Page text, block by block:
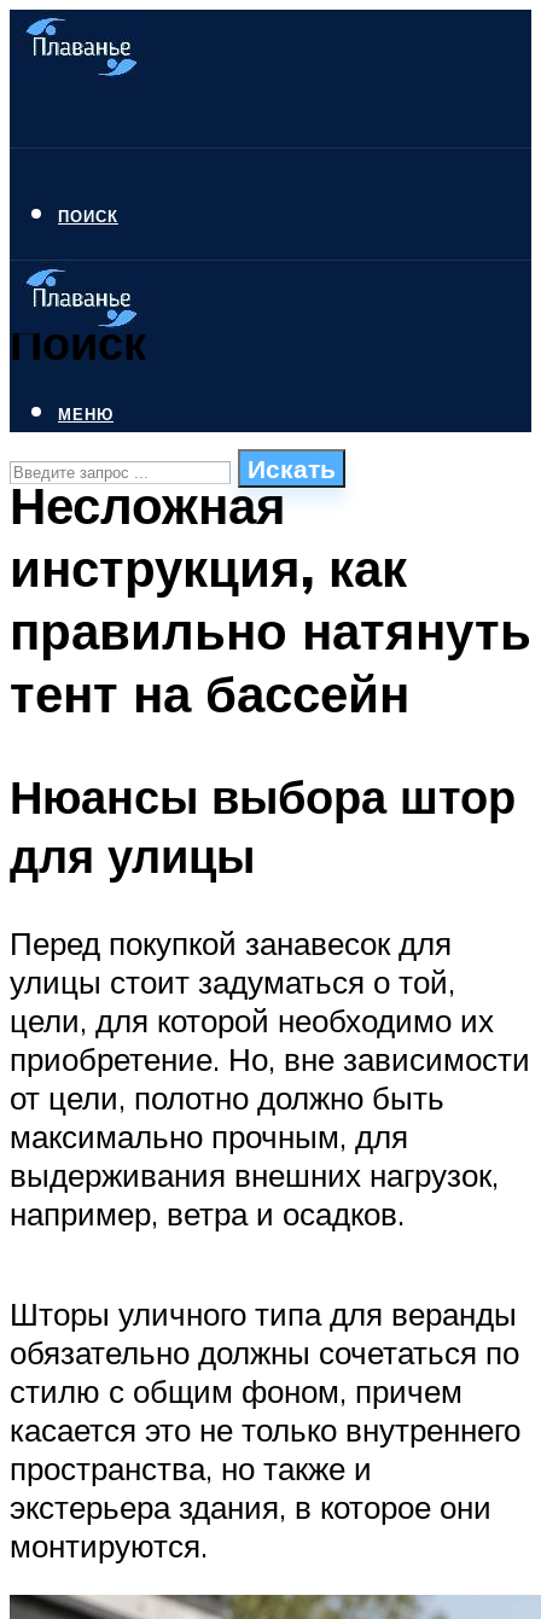
ПОИСК
Поиск
Искать
ПЛАВАНЬЕ ДЛЯ ДЕТЕЙ
БАССЕЙН ДЛЯ ДОМА
ОЧИСТКА БАССЕЙНОВ
МЕНЮ
Несложная
инструкция, как
правильно натянуть
тент на бассейн
Нюансы выбора штор
для улицы
Перед покупкой занавесок для
улицы стоит задуматься о той,
цели, для которой необходимо их
приобретение. Но, вне зависимости
от цели, полотно должно быть
максимально прочным, для
выдерживания внешних нагрузок,
например, ветра и осадков.
Шторы уличного типа для веранды
обязательно должны сочетаться по
стилю с общим фоном, причем
касается это не только внутреннего
пространства, но также и
экстерьера здания, в которое они
монтируются.